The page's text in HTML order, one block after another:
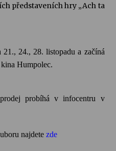
představeních hry „Ach ta
21., 24., 28. listopadu a začíná
Humpolec.
probíhá v infocentru v
najdete zde